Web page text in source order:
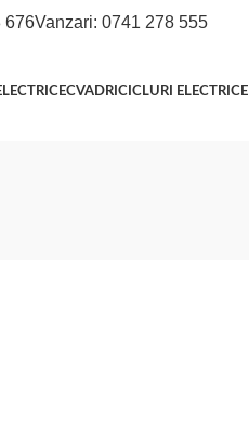
676Vanzari: 0741 278 555
CVADRICICLURI ELECTRICE